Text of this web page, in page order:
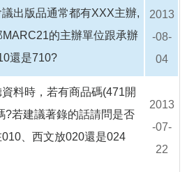
出版品通常都有XXX主辦,
的主辦單位跟承辦
還是710?
2013
-08-
04
料時，若有商品碼(471開
?若建議著錄的話請問是否
、西文放020還是024
2013
-07-
22